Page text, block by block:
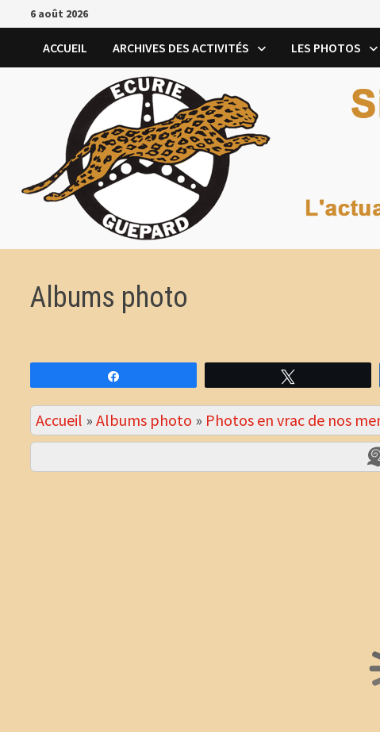
Passer
au
6 août 2026
ACCUEIL ARCHIVES DES ACTIVITÉS LES PHOTOS
Albums photo
Accueil »Albums photo » Photos en vrac de nos